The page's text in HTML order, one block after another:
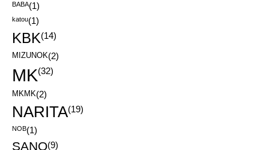
BABA(1)
katou(1)
KBK(14)
MIZUNOK(2)
MK(32)
MKMK(2)
NARITA(19)
NOB(1)
SANO(9)